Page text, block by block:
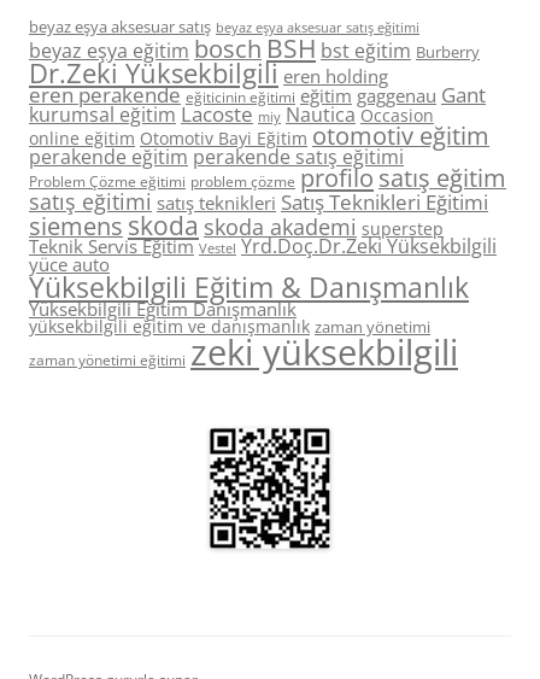
beyaz eşya aksesuar satış beyaz eşya aksesuar satış eğitimi
beyaz eşya eğitim boschBSH bst eğitim Burberry
Dr.Zeki Yüksekbilgili eren holding
eren perakende eğiticinin eğitimi eğitim gaggenau Gant
kurumsal eğitim Lacoste miy Nautica Occasion
online eğitim Otomotiv Bayi Eğitim otomotiv eğitim
perakende eğitim perakende satış eğitimi
Problem Çözme eğitimi problem çözme profilo satış eğitim
satış eğitimi satış teknikleri Satış Teknikleri Eğitimi
siemens skoda skoda akademi superstep
Teknik Servis Eğitim Vestel Yrd.Doç.Dr.Zeki Yüksekbilgili
yüce auto
Yüksekbilgili Eğitim & Danışmanlık
Yüksekbilgili Eğitim Danışmanlık
yüksekbilgili eğitim ve danışmanlık zaman yönetimi
zaman yönetimi eğitimi zeki yüksekbilgili